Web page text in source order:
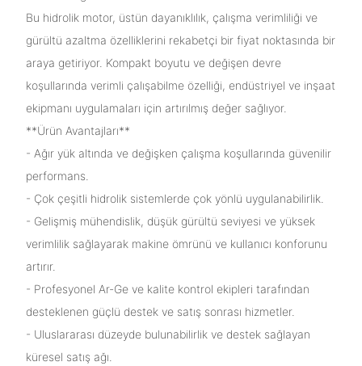
Bu hidrolik motor, üstün dayanıklılık, çalışma verimliliği ve
gürültü azaltma özelliklerini rekabetçi bir fiyat noktasında bir
araya getiriyor. Kompakt boyutu ve değişen devre
koşullarında verimli çalışabilme özelliği, endüstriyel ve inşaat
ekipmanı uygulamaları için artırılmış değer sağlıyor.
**Ürün Avantajları**
- Ağır yük altında ve değişken çalışma koşullarında güvenilir
performans.
- Çok çeşitli hidrolik sistemlerde çok yönlü uygulanabilirlik.
- Gelişmiş mühendislik, düşük gürültü seviyesi ve yüksek
verimlilik sağlayarak makine ömrünü ve kullanıcı konforunu
artırır.
- Profesyonel Ar-Ge ve kalite kontrol ekipleri tarafından
desteklenen güçlü destek ve satış sonrası hizmetler.
- Uluslararası düzeyde bulunabilirlik ve destek sağlayan
küresel satış ağı.